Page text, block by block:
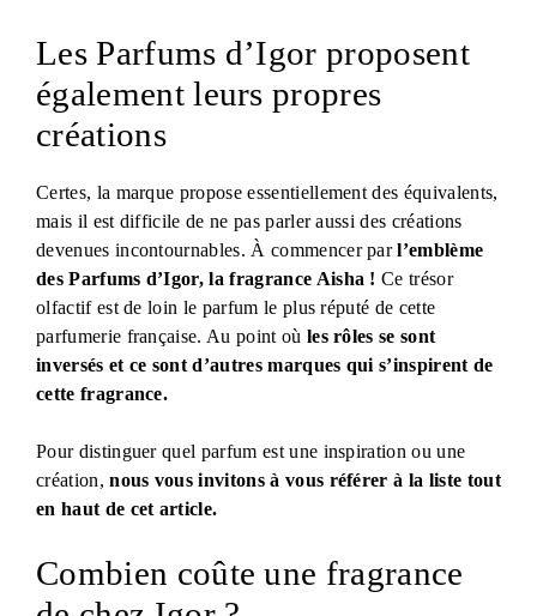
Les Parfums d’Igor proposent
également leurs propres
créations
Certes, la marque propose essentiellement des équivalents,
mais il est difficile de ne pas parler aussi des créations
devenues incontournables. À commencer parl’emblème
des Parfums d’Igor, la fragrance Aisha ! Ce trésor
olfactif est de loin le parfum le plus réputé de cette
parfumerie française. Au point où les rôles se sont
inversés et ce sont d’autres marques qui s’inspirent de
cette fragrance.
Pour distinguer quel parfum est une inspiration ou une
création, nous vous invitons à vous référer à la liste tout
en haut de cet article.
Combien coûte une fragrance